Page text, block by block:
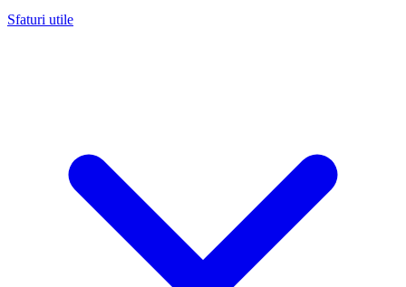
Sfaturi utile